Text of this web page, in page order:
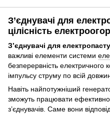
З’єднувачі для
цілісність
З’єднувачі для
важливі елементи системи
безперервність електричного
імпульсу струму по всій
Навіть найпотужніший
зможуть працювати
з’єднувачів. Саме вони